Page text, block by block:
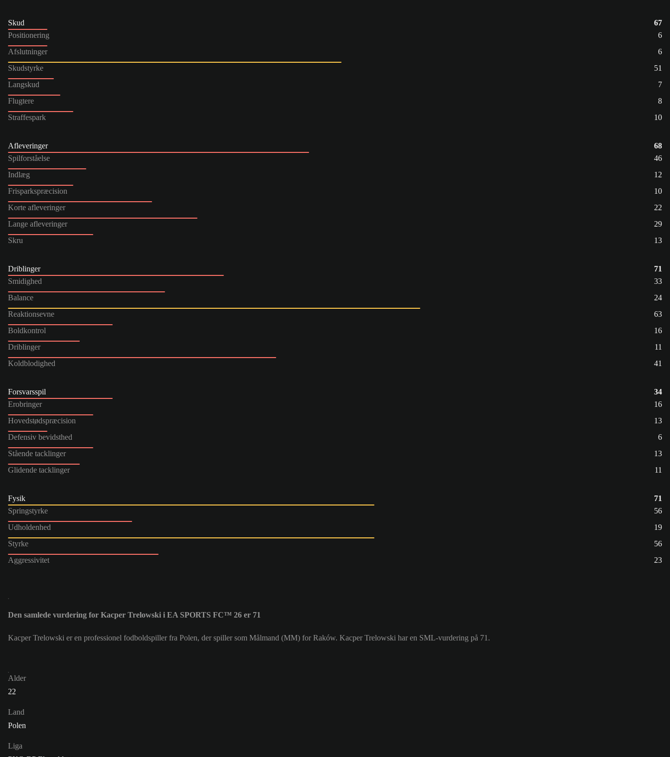
Skud
67
Positionering
6
Afslutninger
6
Skudstyrke
51
Langskud
7
Flugtere
8
Straffespark
10
Afleveringer
68
Spilforståelse
46
Indlæg
12
Frisparkspræcision
10
Korte afleveringer
22
Lange afleveringer
29
Skru
13
Driblinger
71
Smidighed
33
Balance
24
Reaktionsevne
63
Boldkontrol
16
Driblinger
11
Koldblodighed
41
Forsvarsspil
34
Erobringer
16
Hovedstødspræcision
13
Defensiv bevidsthed
6
Stående tacklinger
13
Glidende tacklinger
11
Fysik
71
Springstyrke
56
Udholdenhed
19
Styrke
56
Aggressivitet
23
Den samlede vurdering for Kacper Trelowski i EA SPORTS FC™ 26 er 71
Kacper Trelowski er en professionel fodboldspiller fra Polen, der spiller som Målmand (MM) for Raków. Kacper Trelowski har en SML-vurdering på 71.
Alder
22
Land
Polen
Liga